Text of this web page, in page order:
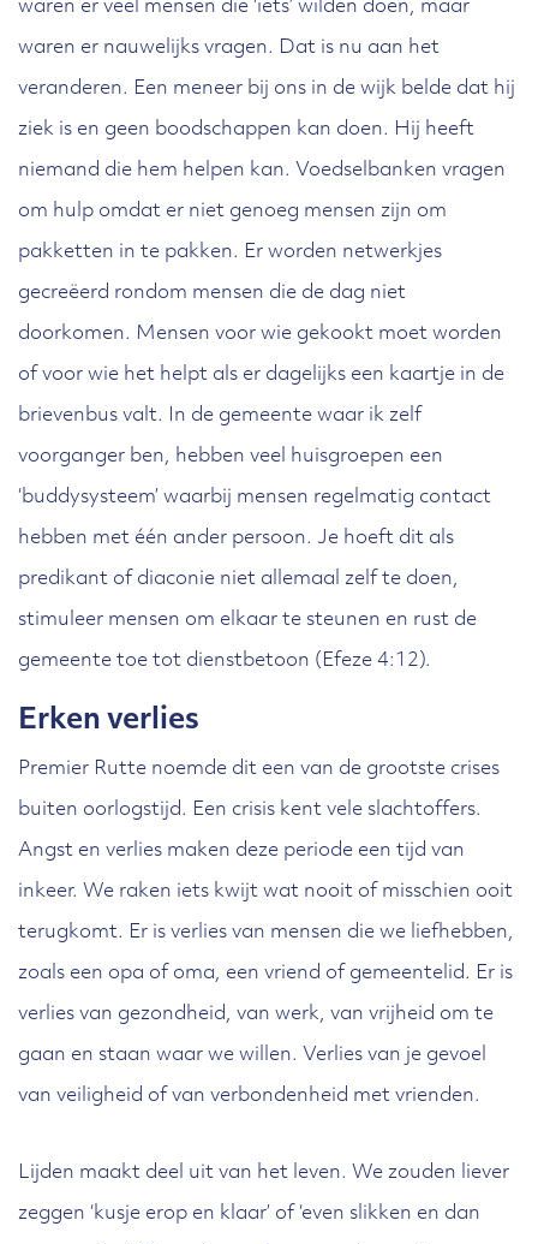
waren er veel mensen die ‘iets’ wilden doen, maar
waren er nauwelijks vragen. Dat is nu aan het
veranderen. Een meneer bij ons in de wijk belde dat hij
ziek is en geen boodschappen kan doen. Hij heeft
niemand die hem helpen kan. Voedselbanken vragen
om hulp omdat er niet genoeg mensen zijn om
pakketten in te pakken. Er worden netwerkjes
gecreëerd rondom mensen die de dag niet
doorkomen. Mensen voor wie gekookt moet worden
of voor wie het helpt als er dagelijks een kaartje in de
brievenbus valt. In de gemeente waar ik zelf
voorganger ben, hebben veel huisgroepen een
‘buddysysteem’ waarbij mensen regelmatig contact
hebben met één ander persoon. Je hoeft dit als
predikant of diaconie niet allemaal zelf te doen,
stimuleer mensen om elkaar te steunen en rust de
gemeente toe tot dienstbetoon (Efeze 4:12).
Erken verlies
Premier Rutte noemde dit een van de grootste crises
buiten oorlogstijd. Een crisis kent vele slachtoffers.
Angst en verlies maken deze periode een tijd van
inkeer. We raken iets kwijt wat nooit of misschien ooit
terugkomt. Er is verlies van mensen die we liefhebben,
zoals een opa of oma, een vriend of gemeentelid. Er is
verlies van gezondheid, van werk, van vrijheid om te
gaan en staan waar we willen. Verlies van je gevoel
van veiligheid of van verbondenheid met vrienden.
Lijden maakt deel uit van het leven. We zouden liever
zeggen ‘kusje erop en klaar’ of ‘even slikken en dan